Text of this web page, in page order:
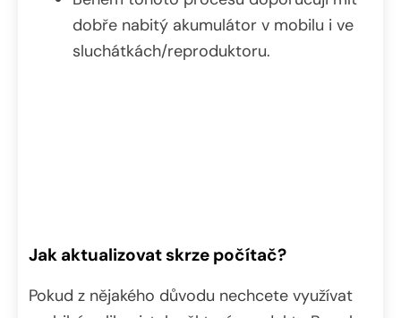
dobře nabitý akumulátor v mobilu i ve
sluchátkách/reproduktoru.
Jak aktualizovat skrze počítač?
Pokud z nějakého důvodu nechcete využívat